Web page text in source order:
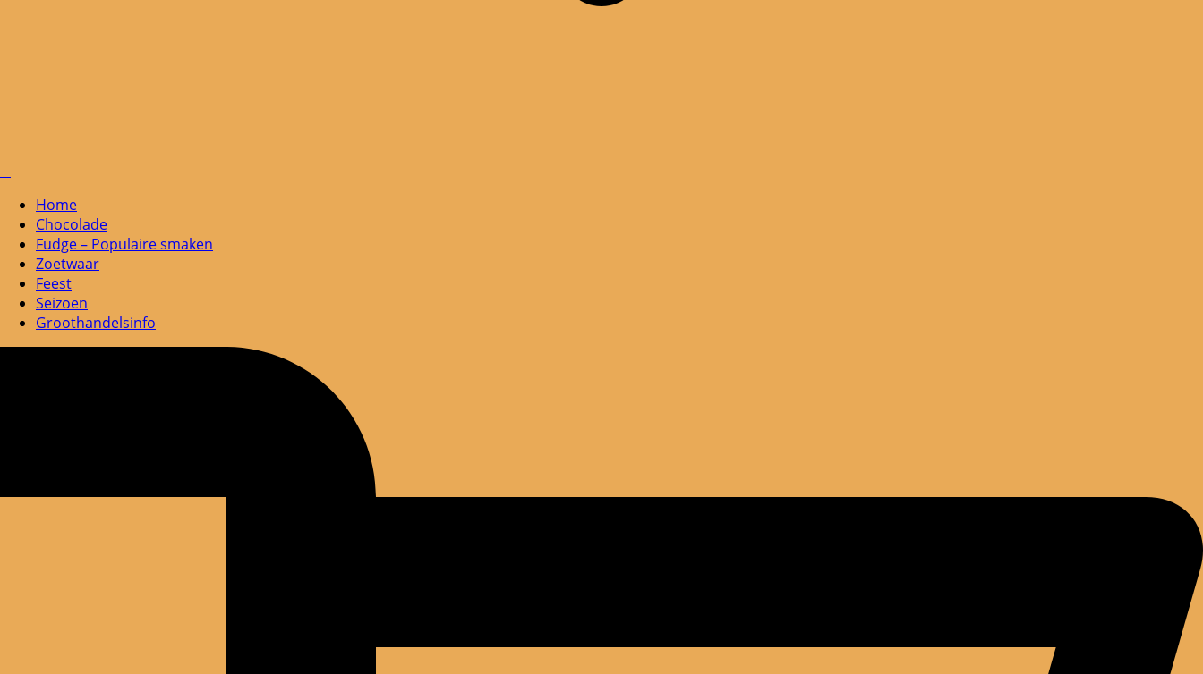
Home
Chocolade
Fudge – Populaire smaken
Zoetwaar
Feest
Seizoen
Groothandelsinfo